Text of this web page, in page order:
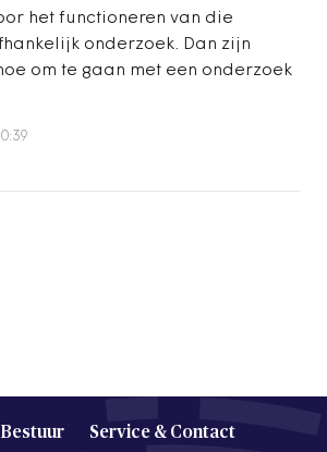
het functioneren van die
onderzoek. Dan zijn
om te gaan met een onderzoek
Service & Contact